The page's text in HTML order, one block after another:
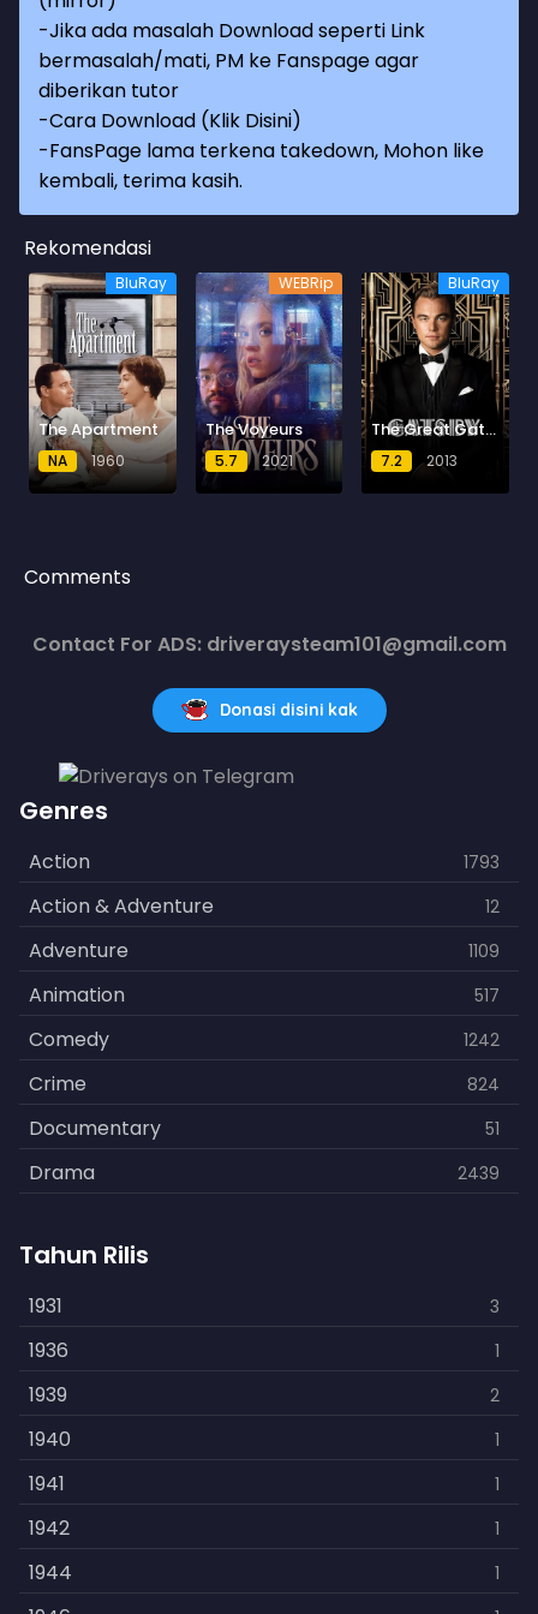
-Jika ada masalah Download seperti Link
bermasalah/mati, PM ke Fanspage agar
diberikan tutor
-Cara Download (Klik Disini)
-FansPage lama terkena takedown, Mohon like
kembali, terima kasih.
Rekomendasi
BluRay
The Apartment
NA 1960
WEBRip
The Voyeurs
5.7 2021
BluRay
The Great Gatsby
7.2 2013
Comments
Contact For ADS: driveraysteam101@gmail.com
Donasi disini kak
Genres
Action 1793
Action & Adventure 12
Adventure 1109
Animation 517
Comedy 1242
Crime 824
Documentary 51
Drama 2439
Fantasy
History 253
Horror 901
Kids 3
Music 109
Mystery 609
Politics 15
Reality 1
Tahun Rilis
1931 3
1936 1
1939 2
1940 1
1941 1
1942 1
1944 1